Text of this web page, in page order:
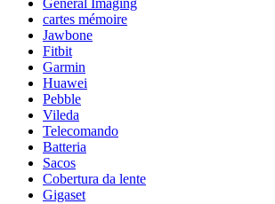
General Imaging
cartes mémoire
Jawbone
Fitbit
Garmin
Huawei
Pebble
Vileda
Telecomando
Batteria
Sacos
Cobertura da lente
Gigaset